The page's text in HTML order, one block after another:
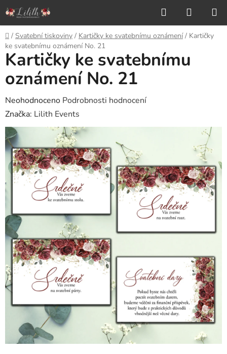
Přejít
na
obsah
Hledat
KOŠÍK
Domů
/ Svatební tiskoviny / Kartičky ke svatebnímu oznámení / Kartičky
ke svatebnímu oznámení No. 21
Kartičky ke svatebnímu
oznámení No. 21
Průměrné
hodnocení
produktu
je
0,0
z
5
hvězdiček.
Neohodnoceno Podrobnosti hodnocení
Značka: Lilith Events